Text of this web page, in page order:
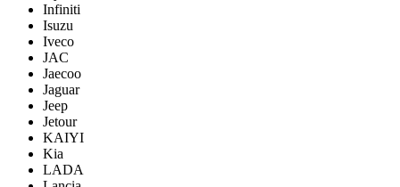
Infiniti
Isuzu
Iveco
JAC
Jaecoo
Jaguar
Jeep
Jetour
KAIYI
Kia
LADA